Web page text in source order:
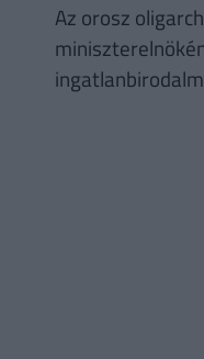
Az orosz